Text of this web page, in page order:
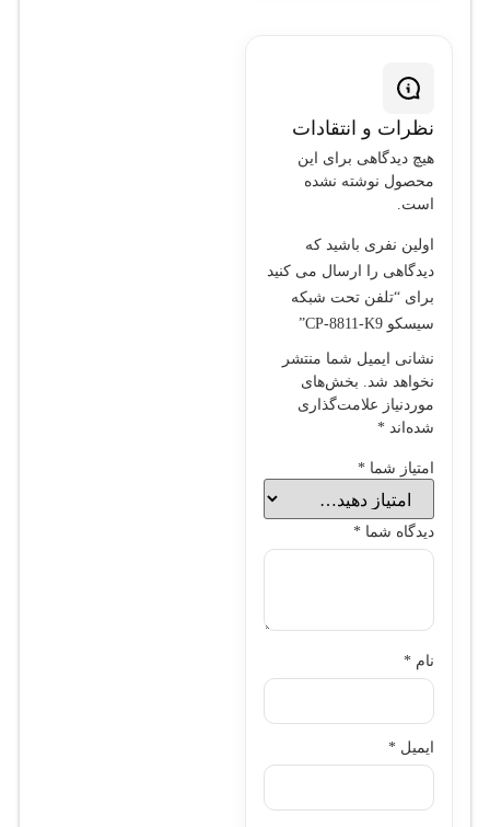
نظرات و انتقادات
هیچ دیدگاهی برای این
محصول نوشته نشده
است.
اولین نفری باشید که
دیدگاهی را ارسال می کنید
برای “تلفن تحت شبکه
سيسکو CP-8811-K9”
نشانی ایمیل شما منتشر
نخواهد شد. بخش‌های
موردنیاز علامت‌گذاری
شده‌اند *
امتیاز شما *
دیدگاه شما *
نام *
ایمیل *